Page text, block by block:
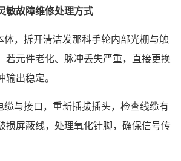
敏故障维修处理方式
体，拆开清洁发那科手轮内部光栅与触
若元件老化、脉冲丢失严重，直接更换
输出稳定。
缆与接口，重新插拔插头，检查线缆有
损屏蔽线，处理氧化针脚，确保信号传